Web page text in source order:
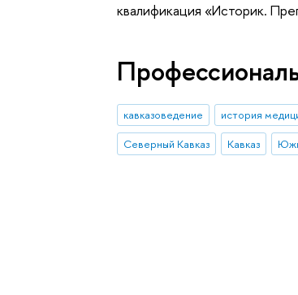
квалификация «Историк.
кавказоведение история
Северный Кавказ
Кавказ